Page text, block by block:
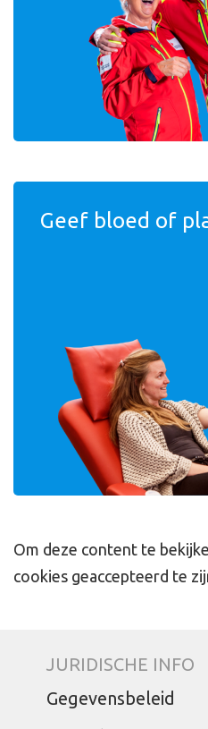
Geef bloed of
Om deze content te
cookies geaccepteerd te
JURIDISCHE INFO
Gegevensbeleid